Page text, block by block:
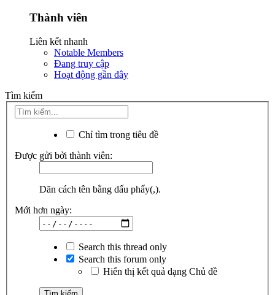
Thành viên
Liên kết nhanh
Notable Members
Đang truy cập
Hoạt động gần đây
Tìm kiếm
Chỉ tìm trong tiêu đề
Được gửi bởi thành viên:
Dãn cách tên bằng dấu phẩy(,).
Mới hơn ngày:
Search this thread only
Search this forum only
Hiển thị kết quả dạng Chủ đề